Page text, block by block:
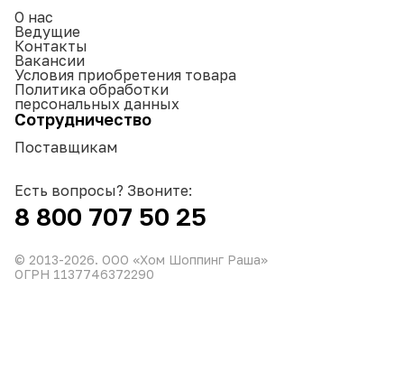
О нас
Ведущие
Контакты
Вакансии
Условия приобретения товара
Политика обработки
персональных данных
Сотрудничество
Поставщикам
Есть вопросы? Звоните:
8 800 707 50 25
© 2013-2026. ООО «Хом Шоппинг Раша»
ОГРН 1137746372290